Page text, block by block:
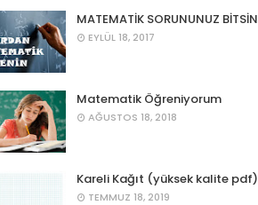
MATEMATİK SORUNUNUZ BİTSİN
EYLÜL 18, 2017
Matematik Öğreniyorum
AĞUSTOS 18, 2018
Kareli Kağıt (yüksek kalite pdf)
TEMMUZ 18, 2019